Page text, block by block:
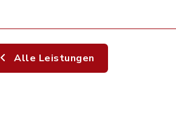
Alle Leistungen